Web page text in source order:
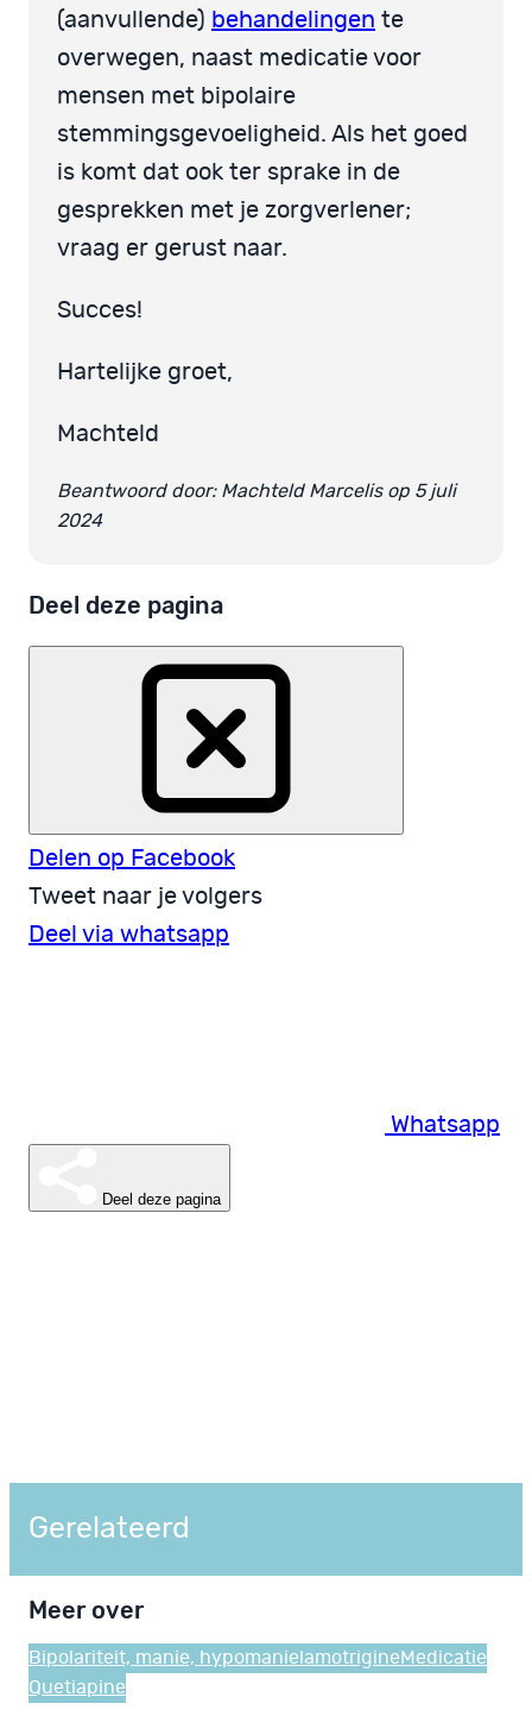
(aanvullende) behandelingen te
overwegen, naast medicatie voor
mensen met bipolaire
stemmingsgevoeligheid. Als het goed
is komt dat ook ter sprake in de
gesprekken met je zorgverlener;
vraag er gerust naar.
Succes!
Hartelijke groet,
Machteld
Beantwoord door: Machteld Marcelis op 5 juli
2024
Deel deze pagina
Delen op Facebook
Tweet naar je volgers
Deel via whatsapp
Whatsapp
Deel deze pagina
Gerelateerd
Meer over
Bipolariteit, manie, hypomanie lamotrigine Medicatie
Quetiapine